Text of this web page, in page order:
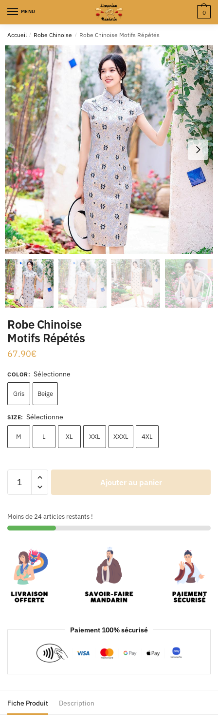
MENU 0
Accueil / Robe Chinoise / Robe Chinoise Motifs Répétés
Robe Chinoise
Motifs Répétés
67.90€
COLOR: Sélectionne
Gris Beige
SIZE: Sélectionne
M L XL XXL XXXL 4XL
Ajouter au panier
Moins de 24 articles restants !
Paiement 100% sécurisé
Fiche Produit Description